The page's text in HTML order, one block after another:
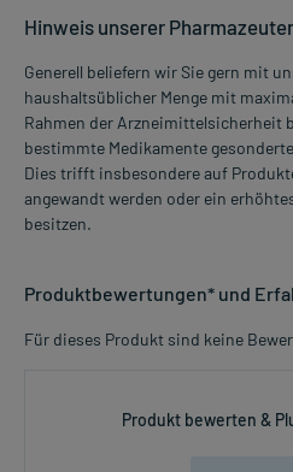
Hinweis unserer
Generell beliefern wir Sie gern mit
haushaltsüblicher Menge mit
Rahmen der Arzneimittelsicherheit
bestimmte Medikamente
Dies trifft insbesondere auf
angewandt werden oder ein
besitzen.
Produktbewertungen* und
Für dieses Produkt sind keine
Produkt bewerten &